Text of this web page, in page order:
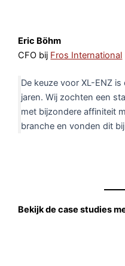
Eric Böhm
CFO bij Fros International
De keuze voor XL-ENZ
jaren. Wij zochten een
met bijzondere affiniteit
branche en vonden dit
Bekijk de case studies